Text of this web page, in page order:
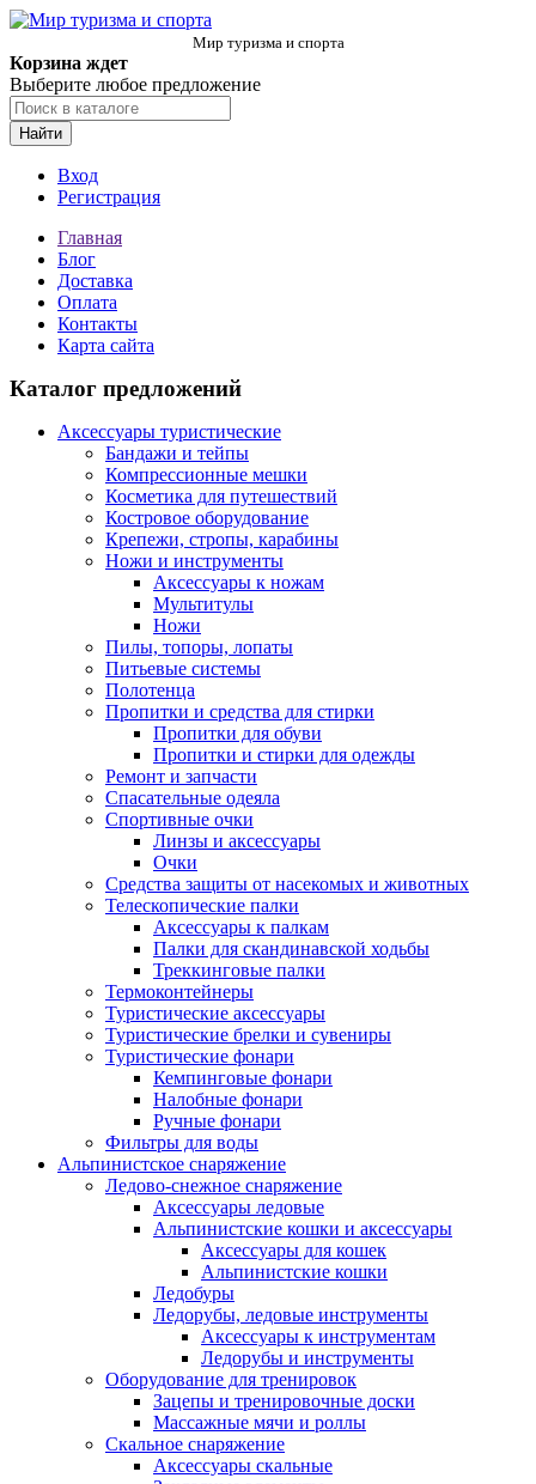
Мир туризма и спорта
Корзина ждет
Выберите любое предложение
Найти
Вход
Регистрация
Главная
Блог
Доставка
Оплата
Контакты
Карта сайта
Каталог предложений
Аксессуары туристические
Бандажи и тейпы
Компрессионные мешки
Косметика для путешествий
Костровое оборудование
Крепежи, стропы, карабины
Ножи и инструменты
Аксессуары к ножам
Мультитулы
Ножи
Пилы, топоры, лопаты
Питьевые системы
Полотенца
Пропитки и средства для стирки
Пропитки для обуви
Пропитки и стирки для одежды
Ремонт и запчасти
Спасательные одеяла
Спортивные очки
Линзы и аксессуары
Очки
Средства защиты от насекомых и животных
Телескопические палки
Аксессуары к палкам
Палки для скандинавской ходьбы
Треккинговые палки
Термоконтейнеры
Туристические аксессуары
Туристические брелки и сувениры
Туристические фонари
Кемпинговые фонари
Налобные фонари
Ручные фонари
Фильтры для воды
Альпинистское снаряжение
Ледово-снежное снаряжение
Аксессуары ледовые
Альпинистские кошки и аксессуары
Аксессуары для кошек
Альпинистские кошки
Ледобуры
Ледорубы, ледовые инструменты
Аксессуары к инструментам
Ледорубы и инструменты
Оборудование для тренировок
Зацепы и тренировочные доски
Массажные мячи и роллы
Скальное снаряжение
Аксессуары скальные